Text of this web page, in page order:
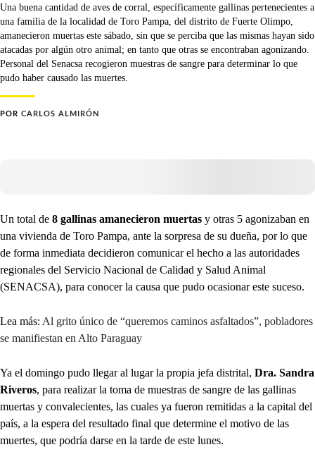
Una buena cantidad de aves de corral, específicamente gallinas pertenecientes a
una familia de la localidad de Toro Pampa, del distrito de Fuerte Olimpo,
amanecieron muertas este sábado, sin que se perciba que las mismas hayan sido
atacadas por algún otro animal; en tanto que otras se encontraban agonizando.
Personal del Senacsa recogieron muestras de sangre para determinar lo que
pudo haber causado las muertes.
POR CARLOS ALMIRÓN
Un total de 8 gallinas amanecieron muertas y otras 5 agonizaban en
una vivienda de Toro Pampa, ante la sorpresa de su dueña, por lo que
de forma inmediata decidieron comunicar el hecho a las autoridades
regionales del Servicio Nacional de Calidad y Salud Animal
(SENACSA), para conocer la causa que pudo ocasionar este suceso.
Lea más: Al grito único de “queremos caminos asfaltados”, pobladores
se manifiestan en Alto Paraguay
Ya el domingo pudo llegar al lugar la propia jefa distrital, Dra. Sandra
Riveros, para realizar la toma de muestras de sangre de las gallinas
muertas y convalecientes, las cuales ya fueron remitidas a la capital del
país, a la espera del resultado final que determine el motivo de las
muertes, que podría darse en la tarde de este lunes.